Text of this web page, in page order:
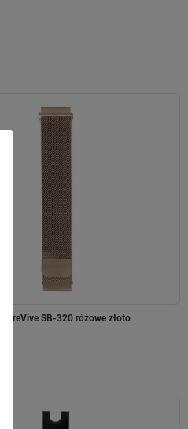
ForeVive SB-320 różowe złoto